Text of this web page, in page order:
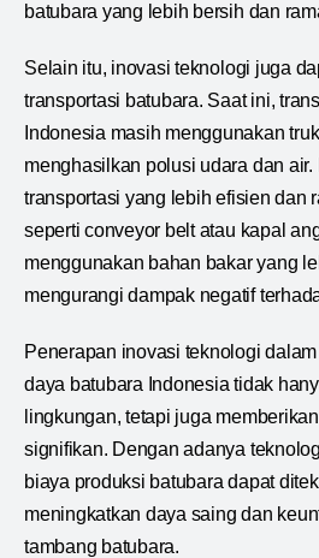
batubara yang lebih bersih dan
Selain itu, inovasi teknologi juga
transportasi batubara. Saat ini,
Indonesia masih menggunakan
menghasilkan polusi udara dan
transportasi yang lebih efisien dan
seperti conveyor belt atau kapal
menggunakan bahan bakar yang
mengurangi dampak negatif
Penerapan inovasi teknologi
daya batubara Indonesia tidak
lingkungan, tetapi juga
signifikan. Dengan adanya
biaya produksi batubara dapat
meningkatkan daya saing dan
tambang batubara.